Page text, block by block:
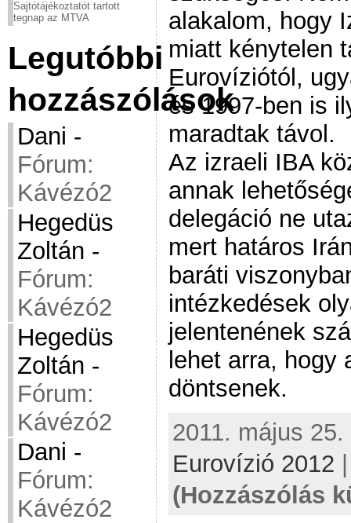
Sajtótájékoztatót tartott
tegnap az MTVA
Legutóbbi
hozzászólások
Dani -
Fórum:
Kávézó2
Hegedüs
Zoltán -
Fórum:
Kávézó2
Hegedüs
Zoltán -
Fórum:
Kávézó2
Dani -
Fórum:
Kávézó2
alakalom, hogy
miatt kénytelen
Eurovíziótól,
és 1997-ben is
maradtak távol.
Az izraeli IBA
annak
delegáció ne
mert határos
baráti
intézkedések
jelentenének
lehet arra, hogy
döntsenek.
2011. május
Eurovízió 2012
(Hozzászólás